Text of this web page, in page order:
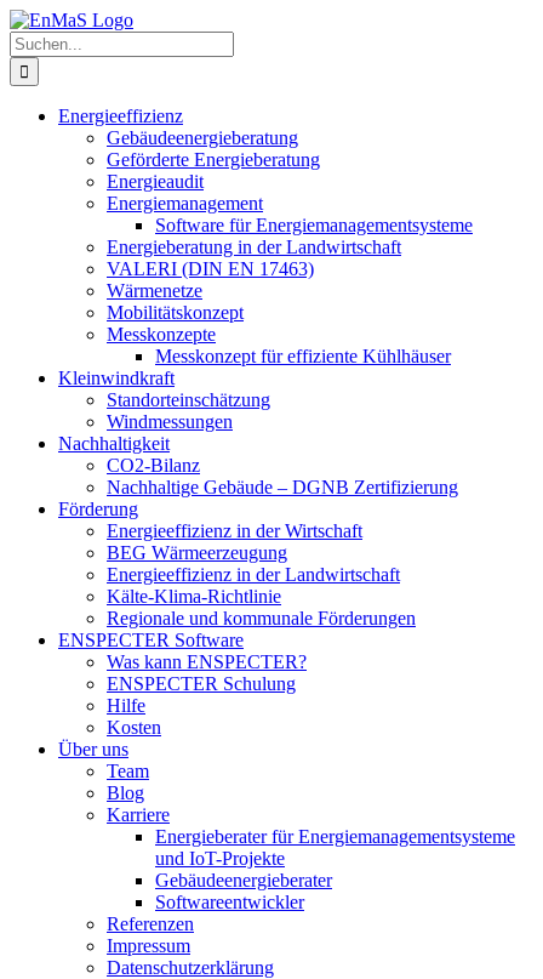
Zum
Inhalt
springen
Suche
nach:
Energieeffizienz
Gebäudeenergieberatung
Geförderte Energieberatung
Energieaudit
Energiemanagement
Software für Energiemanagementsysteme
Energieberatung in der Landwirtschaft
VALERI (DIN EN 17463)
Wärmenetze
Mobilitätskonzept
Messkonzepte
Messkonzept für effiziente Kühlhäuser
Kleinwindkraft
Standorteinschätzung
Windmessungen
Nachhaltigkeit
CO2-Bilanz
Nachhaltige Gebäude – DGNB Zertifizierung
Förderung
Energieeffizienz in der Wirtschaft
BEG Wärmeerzeugung
Energieeffizienz in der Landwirtschaft
Kälte-Klima-Richtlinie
Regionale und kommunale Förderungen
ENSPECTER Software
Was kann ENSPECTER?
ENSPECTER Schulung
Hilfe
Kosten
Über uns
Team
Blog
Karriere
Energieberater für Energiemanagementsysteme
und IoT-Projekte
Gebäudeenergieberater
Softwareentwickler
Referenzen
Impressum
Datenschutzerklärung